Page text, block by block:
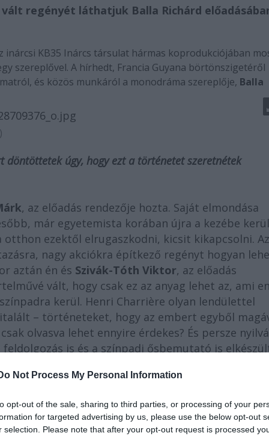
Not Process My Personal Information
opt-out of the sale, sharing to third parties, or processing of your
for targeted advertising by us, please use the below opt-out
selection. Please note that after your opt-out request is processed
regényét láthatjuk Balla Richárd
inárcsi KB35 Inárcs társulat hármas koprodukciójában
szereplővel. A hírhedt, Francia Guyana börtönszigetéről
és közös munkáról a monodráma szereplője, Balla
döntöttetek úgy, hogy ezt a történetet szeretnétek
, az előadás rendezője hozta. Saját elmondása
már egyetemista korában újra a kezébe
ezektől elrugaszkodni, kicsit kikapcsolni. Az
nagy akciókra építkező regényt hogyan
aztán én és Szivák-Tóth Viktor, az előadás
vált, hogy csak ez az anyag lehet az, ami
kerül. Henri Charrière olyan lendülettel
– történeteket, hogy az embert egyből
olvasva lehet ennyire érdekes? És persze
is és a színpadi ősbemutató is
egyedül játszani?